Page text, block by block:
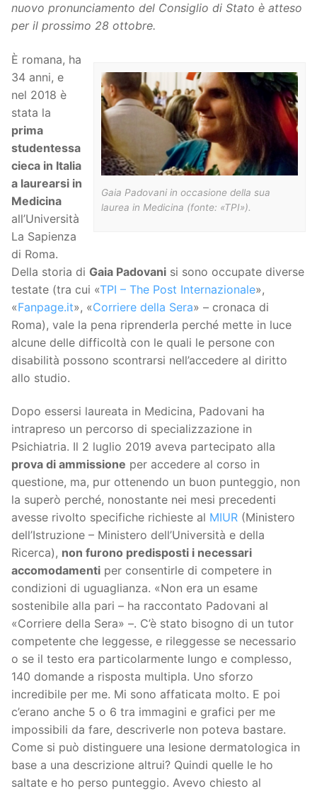
nuovo pronunciamento del Consiglio di Stato è atteso
per il prossimo 28 ottobre.
Gaia Padovani in occasione della sua
laurea in Medicina (fonte: «TPI»).
È romana, ha
34 anni, e
nel 2018 è
stata la
prima
studentessa
cieca in Italia
a laurearsi in
Medicina
all’Università
La Sapienza
di Roma.
Della storia di Gaia Padovani si sono occupate diverse
testate (tra cui «TPI – The Post Internazionale»,
«Fanpage.it», «Corriere della Sera» – cronaca di
Roma), vale la pena riprenderla perché mette in luce
alcune delle difficoltà con le quali le persone con
disabilità possono scontrarsi nell’accedere al diritto
allo studio.
Dopo essersi laureata in Medicina, Padovani ha
intrapreso un percorso di specializzazione in
Psichiatria. Il 2 luglio 2019 aveva partecipato alla
prova di ammissione per accedere al corso in
questione, ma, pur ottenendo un buon punteggio, non
la superò perché, nonostante nei mesi precedenti
avesse rivolto specifiche richieste al MIUR (Ministero
dell’Istruzione – Ministero dell’Università e della
Ricerca), non furono predisposti i necessari
accomodamenti per consentirle di competere in
condizioni di uguaglianza. «Non era un esame
sostenibile alla pari – ha raccontato Padovani al
«Corriere della Sera» –. C’è stato bisogno di un tutor
competente che leggesse, e rileggesse se necessario
o se il testo era particolarmente lungo e complesso,
140 domande a risposta multipla. Uno sforzo
incredibile per me. Mi sono affaticata molto. E poi
c’erano anche 5 o 6 tra immagini e grafici per me
impossibili da fare, descriverle non poteva bastare.
Come si può distinguere una lesione dermatologica in
base a una descrizione altrui? Quindi quelle le ho
saltate e ho perso punteggio. Avevo chiesto al